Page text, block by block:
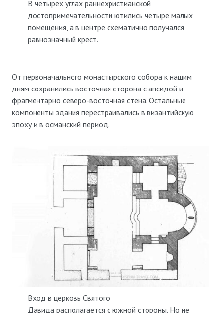
В четырёх углах раннехристианской
достопримечательности ютились четыре малых
помещения, а в центре схематично получался
равнозначный крест.
От первоначального монастырского собора к нашим
дням сохранились восточная сторона с апсидой и
фрагментарно северо-восточная стена. Остальные
компоненты здания перестраивались в византийскую
эпоху и в османский период.
Вход в церковь Святого
Давида располагается с южной стороны. Но не